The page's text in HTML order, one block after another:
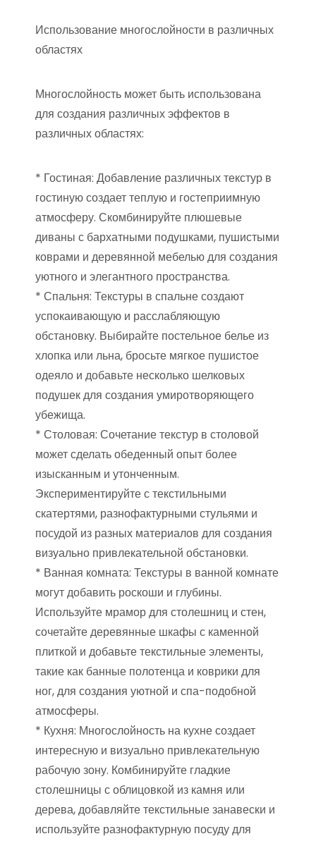
Использование многослойности в различных
областях
Многослойность может быть использована
для создания различных эффектов в
различных областях:
* Гостиная: Добавление различных текстур в
гостиную создает теплую и гостеприимную
атмосферу. Скомбинируйте плюшевые
диваны с бархатными подушками, пушистыми
коврами и деревянной мебелью для создания
уютного и элегантного пространства.
* Спальня: Текстуры в спальне создают
успокаивающую и расслабляющую
обстановку. Выбирайте постельное белье из
хлопка или льна, бросьте мягкое пушистое
одеяло и добавьте несколько шелковых
подушек для создания умиротворяющего
убежища.
* Столовая: Сочетание текстур в столовой
может сделать обеденный опыт более
изысканным и утонченным.
Экспериментируйте с текстильными
скатертями, разнофактурными стульями и
посудой из разных материалов для создания
визуально привлекательной обстановки.
* Ванная комната: Текстуры в ванной комнате
могут добавить роскоши и глубины.
Используйте мрамор для столешниц и стен,
сочетайте деревянные шкафы с каменной
плиткой и добавьте текстильные элементы,
такие как банные полотенца и коврики для
ног, для создания уютной и спа-подобной
атмосферы.
* Кухня: Многослойность на кухне создает
интересную и визуально привлекательную
рабочую зону. Комбинируйте гладкие
столешницы с облицовкой из камня или
дерева, добавляйте текстильные занавески и
используйте разнофактурную посуду для